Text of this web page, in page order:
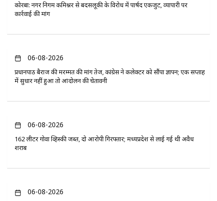
कोरबा: नगर निगम कमिश्नर से बदसलूकी के विरोध में पार्षद एकजुट, व्यापारी पर
कार्रवाई की मांग
06-08-2026
प्रधानपाठ बैराज की मरम्मत की मांग तेज, कांग्रेस ने कलेक्टर को सौंपा ज्ञापन; एक सप्ताह
में सुधार नहीं हुआ तो आंदोलन की चेतावनी
06-08-2026
162 लीटर गोवा व्हिस्की जब्त, दो आरोपी गिरफ्तार; मध्यप्रदेश से लाई गई थी अवैध
शराब
06-08-2026